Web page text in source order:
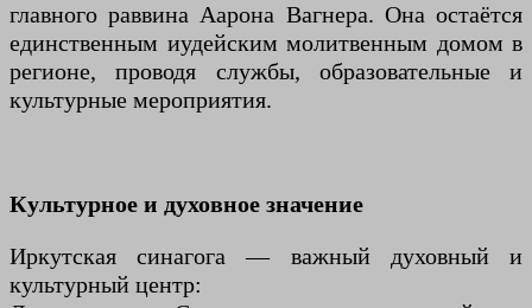
главного раввина Аарона Вагнера. Она остаётся
единственным иудейским молитвенным домом в
регионе, проводя службы, образовательные и
культурные мероприятия.
Культурное и духовное значение
Иркутская синагога — важный духовный и
культурный центр: